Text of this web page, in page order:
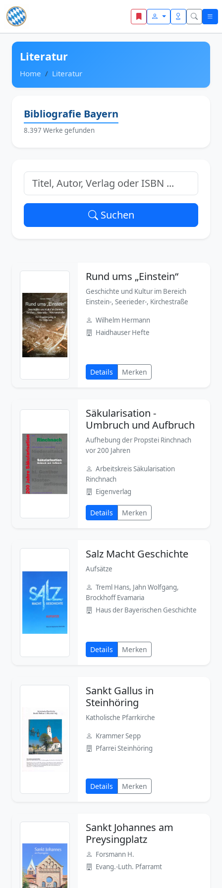
Zum Inhalt springen
Literatur
Home Literatur
Bibliografie Bayern
8.397 Werke gefunden
Suchen
Rund ums „Einstein“
Geschichte und Kultur im Bereich
Einstein-, Seerieder-, Kirchestraße
Wilhelm Hermann
Haidhauser Hefte
Details Merken
Säkularisation -
Umbruch und Aufbruch
Aufhebung der Propstei Rinchnach
vor 200 Jahren
Arbeitskreis Säkularisation
Rinchnach
Eigenverlag
Details Merken
Salz Macht Geschichte
Aufsätze
Treml Hans, Jahn Wolfgang,
Brockhoff Evamaria
Haus der Bayerischen Geschichte
Details Merken
Sankt Gallus in
Steinhöring
Katholische Pfarrkirche
Krammer Sepp
Pfarrei Steinhöring
Details Merken
Sankt Johannes am
Preysingplatz
Forsmann H.
Evang.-Luth. Pfarramt